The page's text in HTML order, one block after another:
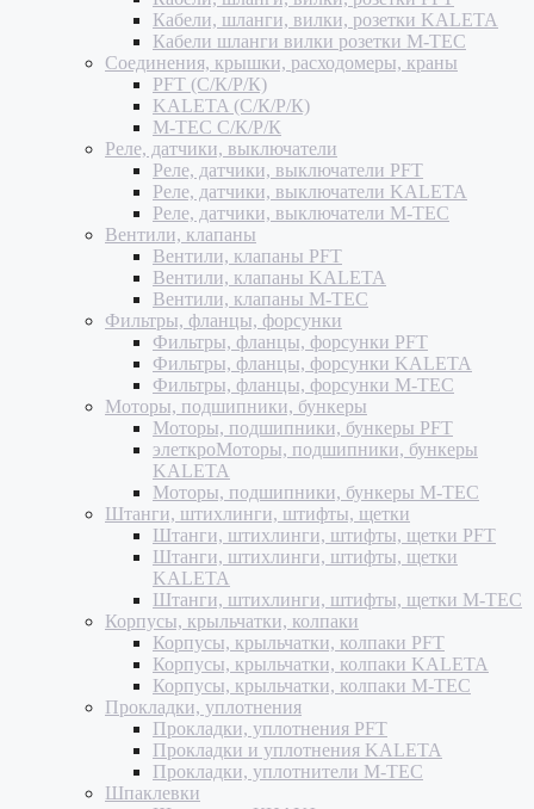
Кабели, шланги, вилки, розетки KALETA
Кабели шланги вилки розетки M-TEC
Соединения, крышки, расходомеры, краны
PFT (С/К/Р/К)
KALETA (С/К/Р/К)
M-TEC С/К/Р/К
Реле, датчики, выключатели
Реле, датчики, выключатели PFT
Реле, датчики, выключатели KALETA
Реле, датчики, выключатели M-TEC
Вентили, клапаны
Вентили, клапаны PFT
Вентили, клапаны KALETA
Вентили, клапаны M-TEC
Фильтры, фланцы, форсунки
Фильтры, фланцы, форсунки PFT
Фильтры, фланцы, форсунки KALETA
Фильтры, фланцы, форсунки M-TEC
Моторы, подшипники, бункеры
Моторы, подшипники, бункеры PFT
элеткроМоторы, подшипники, бункеры
KALETA
Моторы, подшипники, бункеры M-TEC
Штанги, штихлинги, штифты, щетки
Штанги, штихлинги, штифты, щетки PFT
Штанги, штихлинги, штифты, щетки
KALETA
Штанги, штихлинги, штифты, щетки M-TEC
Корпусы, крыльчатки, колпаки
Корпусы, крыльчатки, колпаки PFT
Корпусы, крыльчатки, колпаки KALETA
Корпусы, крыльчатки, колпаки M-TEC
Прокладки, уплотнения
Прокладки, уплотнения PFT
Прокладки и уплотнения KALETA
Прокладки, уплотнители M-TEC
Шпаклевки